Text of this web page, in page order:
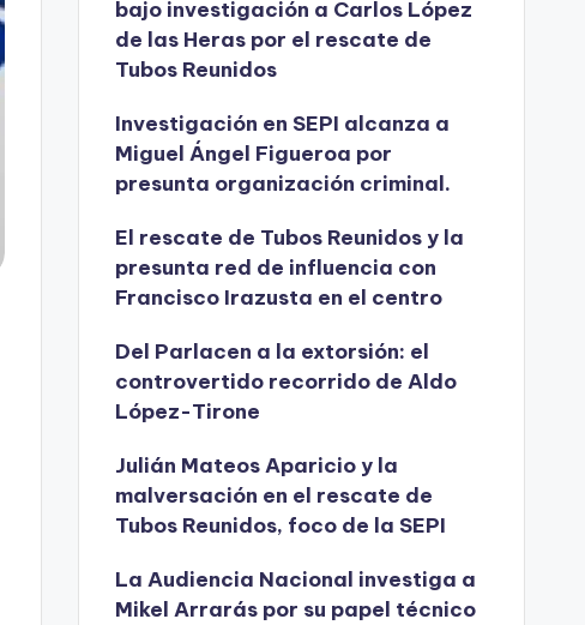
bajo investigación a Carlos López
de las Heras por el rescate de
Tubos Reunidos
Investigación en SEPI alcanza a
Miguel Ángel Figueroa por
presunta organización criminal.
El rescate de Tubos Reunidos y la
presunta red de influencia con
Francisco Irazusta en el centro
Del Parlacen a la extorsión: el
controvertido recorrido de Aldo
López-Tirone
Julián Mateos Aparicio y la
malversación en el rescate de
Tubos Reunidos, foco de la SEPI
La Audiencia Nacional investiga a
Mikel Arrarás por su papel técnico